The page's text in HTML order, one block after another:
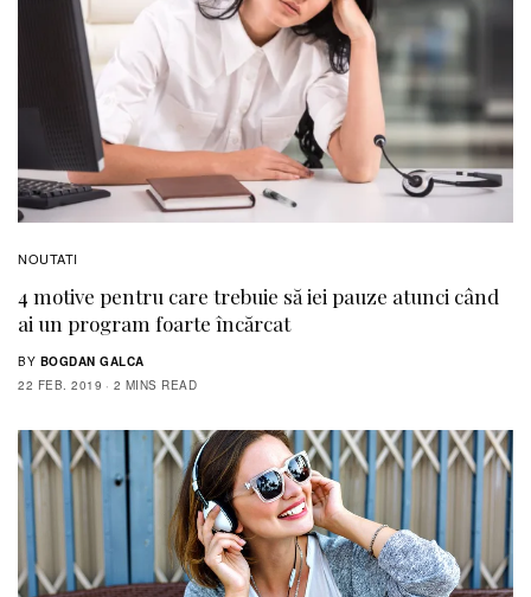
NOUTATI
4 motive pentru care trebuie să iei pauze atunci când
ai un program foarte încărcat
BY BOGDAN GALCA
22 FEB. 2019
2 MINS READ